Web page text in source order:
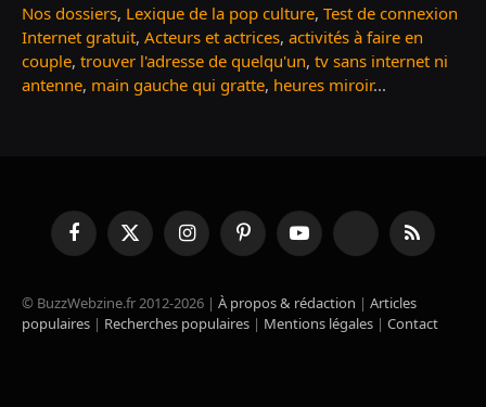
Nos dossiers, Lexique de la pop culture, Test de connexion
Internet gratuit, Acteurs et actrices, activités à faire en
couple, trouver l'adresse de quelqu'un, tv sans internet ni
antenne, main gauche qui gratte, heures miroir...
FacebookX
(Twitter)
InstagramPinterestYouTube TikTok RSS
© BuzzWebzine.fr 2012-2026 | À propos & rédaction | Articles
populaires | Recherches populaires | Mentions légales | Contact